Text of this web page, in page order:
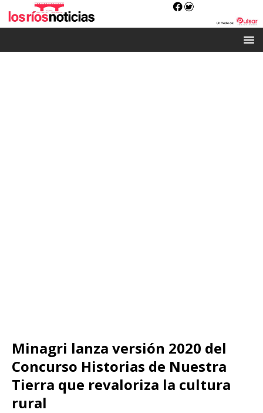
Minagri lanza versión 2020 del
Concurso Historias de Nuestra
Tierra que revaloriza la cultura
rural